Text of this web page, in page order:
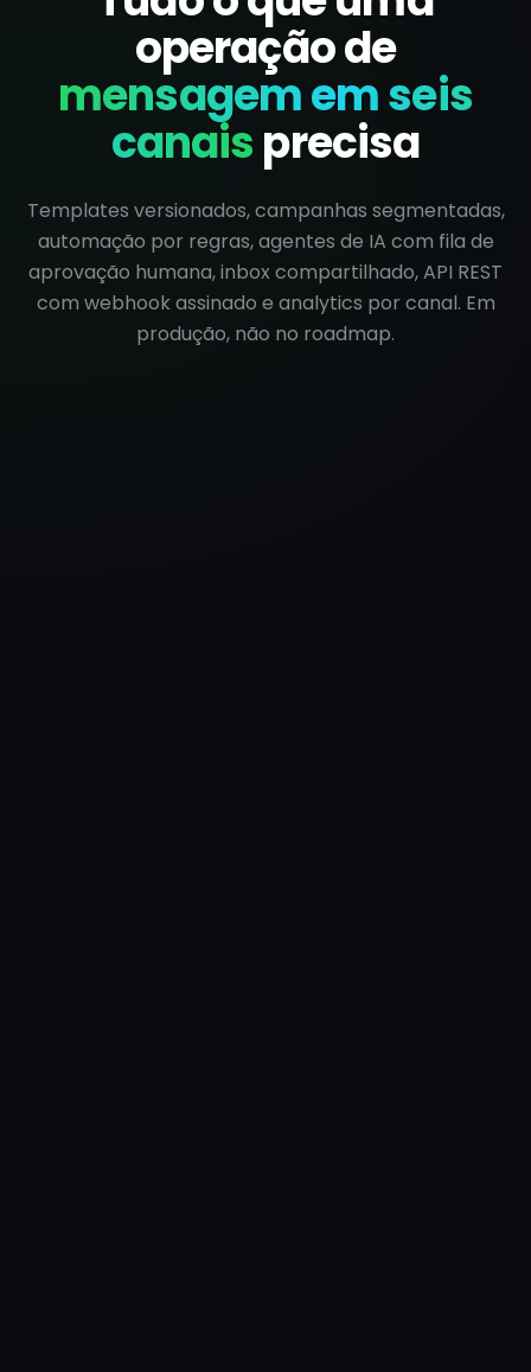
operação de
mensagem em seis
canaisprecisa
Templates versionados, campanhas segmentadas,
automação por regras, agentes de IA com fila de
aprovação humana, inbox compartilhado, API REST
com webhook assinado e analytics por canal. Em
produção, não no roadmap.